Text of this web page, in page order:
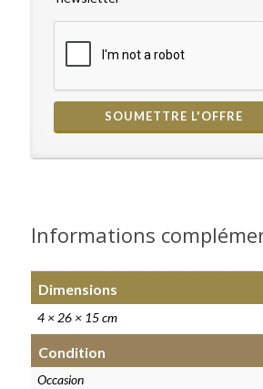
Informations
Dimensions
4 × 26 × 15 cm
Condition
Occasion